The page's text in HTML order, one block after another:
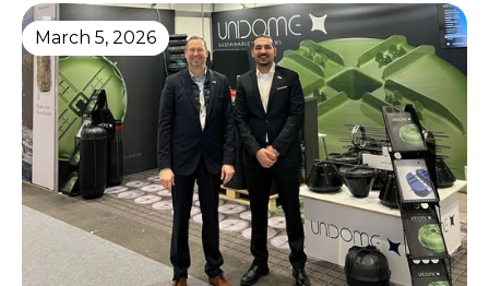
March 5, 2026